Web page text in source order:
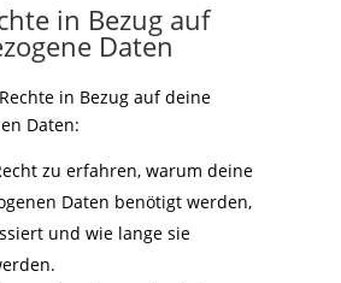
in Bezug auf
Daten
in Bezug auf deine
Daten:
zu erfahren, warum deine
Daten benötigt werden,
und wie lange sie